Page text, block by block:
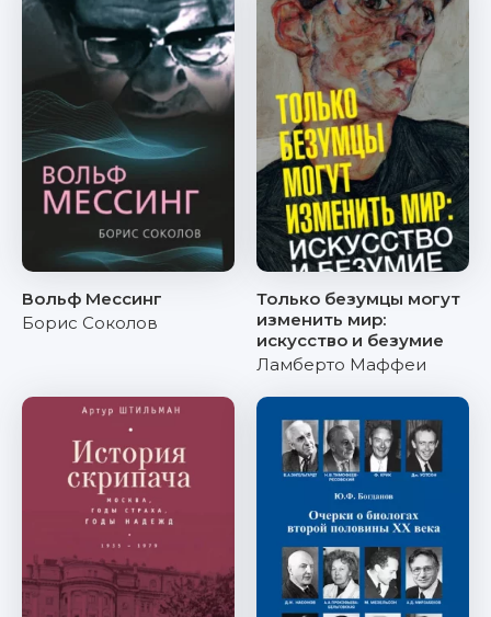
Вольф Мессинг
Борис Соколов
Только безумцы могут
изменить мир:
искусство и безумие
Ламберто Маффеи